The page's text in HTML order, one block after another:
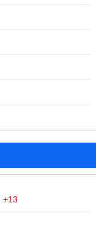
+13